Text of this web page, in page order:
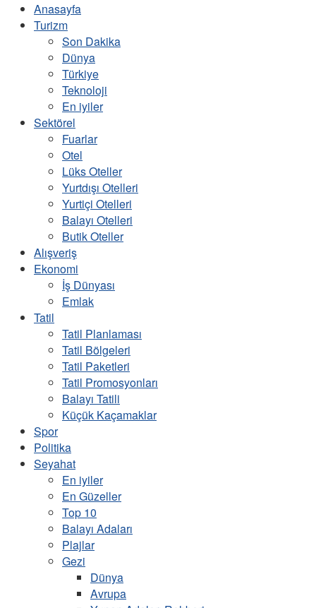
Anasayfa
Turizm
Son Dakika
Dünya
Türkiye
Teknoloji
En iyiler
Sektörel
Fuarlar
Otel
Lüks Oteller
Yurtdışı Otelleri
Yurtiçi Otelleri
Balayı Otelleri
Butik Oteller
Alışveriş
Ekonomi
İş Dünyası
Emlak
Tatil
Tatil Planlaması
Tatil Bölgeleri
Tatil Paketleri
Tatil Promosyonları
Balayı Tatili
Küçük Kaçamaklar
Spor
Politika
Seyahat
En iyiler
En Güzeller
Top 10
Balayı Adaları
Plajlar
Gezi
Dünya
Avrupa